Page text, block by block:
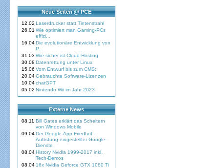
Neue Seiten @ PCE
12.02 Laserdrucker statt Tintenstrahl
26.01 Wie optimiert man Gaming-PCs
effizi...
16.04Die evolutionäre Entwicklung von
P...
31.03 Wie sicher ist Cloud-Hosting
30.08 Datenrettung unter Linux
15.06 Vom Entwurf bis zum CMS:
20.04Gebrauchte Software-Lizenzen
10.04chatGPT
05.02 Nintendo Wii im Jahr 2023
Externe News
08.11 Bill Gates erklärt das Scheitern
von Windows Mobile
09.04Der Google-App Friedhof -
Auflistung eingestellter Google-
Dienste
08.04History Nvidia 1999-2017 inkl.
Tech-Demos
08.04 16x Nvidia Geforce GTX 1080 Ti